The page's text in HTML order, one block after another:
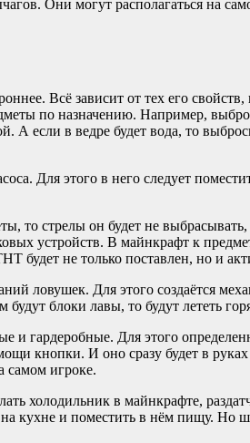
Они могут располагаться на
Всё зависит от тех его
по назначению. Например,
А если в ведре будет вода, то
Для этого в него следует
то стрелы он будет не
устройств. В майнкрафт к
не только поставлен, но и
ловушек. Для этого создаётся
блоки лавы, то будут лететь
и гардеробные. Для этого
кнопки. И оно сразу будет в
самом игроке.
холодильник в майнкрафте,
кухне и поместить в нём пищу.